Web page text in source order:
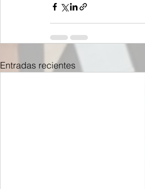
Entradas recientes